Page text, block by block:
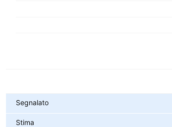
Segnalato
Stima